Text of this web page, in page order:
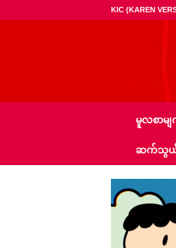
KIC (KAREN
–
မူလစာမျ
ဆက်သွယ်